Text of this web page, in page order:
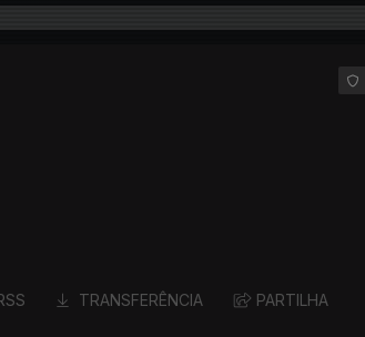
TRANSFERÊNCIA PARTILHA